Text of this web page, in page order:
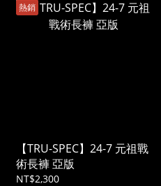
熱銷
【TRU-SPEC】24-7 元祖戰
術長褲 亞版
NT$2,300